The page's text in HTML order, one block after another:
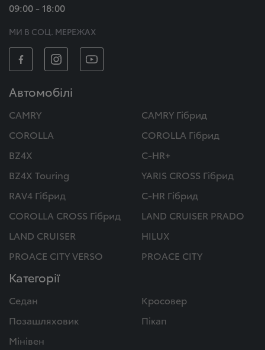
09:00 - 18:00
МИ В СОЦ. МЕРЕЖАХ
Автомобілі
CAMRY
CAMRY Гібрид
COROLLA
COROLLA Гібрид
BZ4X
C-HR+
BZ4X Touring
YARIS CROSS Гібрид
RAV4 Гібрид
C-HR Гібрид
COROLLA CROSS Гібрид
LAND CRUISER PRADO
LAND CRUISER
HILUX
PROACE CITY VERSO
PROACE CITY
Категорії
Седан
Кросовер
Позашляховик
Пікап
Мінівен